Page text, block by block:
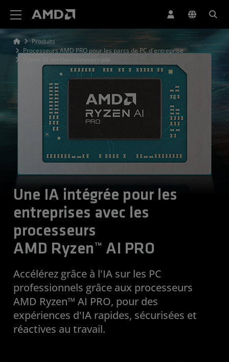
Produits
Processeurs AMD PRO pour les parcs de PC d'entreprise
Ryzen AI version commerciale
Une IA intégrée pour les
entreprises avec les
processeurs
AMD Ryzen™ AI PRO
Accélérez grâce à l'IA sur les PC
professionnels grâce aux processeurs
AMD Ryzen™ AI PRO, pour des
expériences d'IA rapides, sécurisées et
réactives au travail.